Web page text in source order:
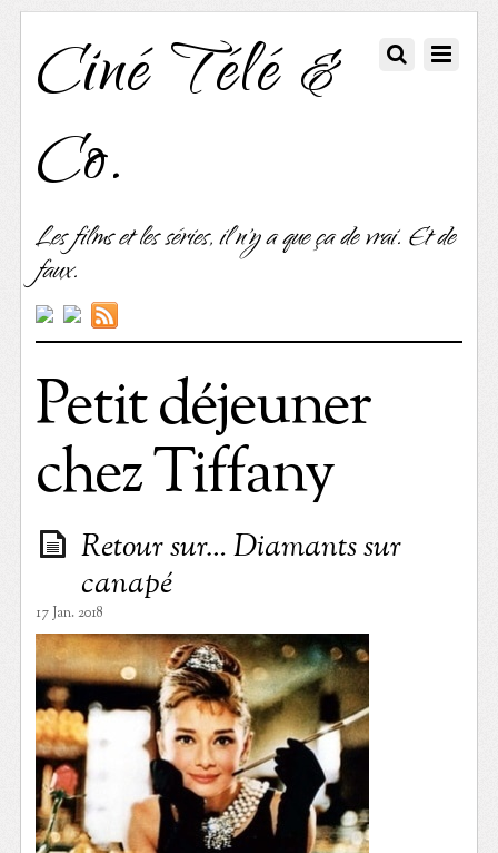
Ciné Télé &
Co.
Les films et les séries, il n'y a que ça de vrai. Et de
faux.
Petit déjeuner
chez Tiffany
Retour sur… Diamants sur
canapé
17 Jan. 2018